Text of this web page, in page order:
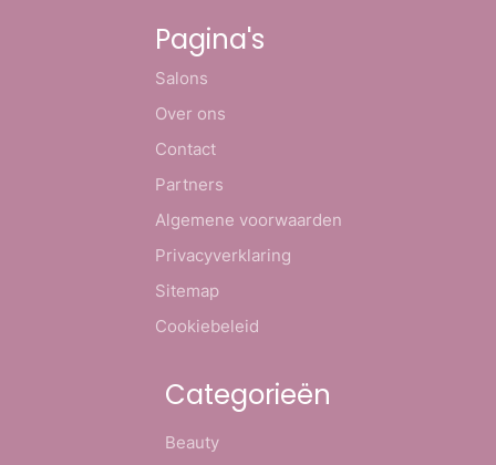
Pagina's
Salons
Over ons
Contact
Partners
Algemene voorwaarden
Privacyverklaring
Sitemap
Cookiebeleid
Categorieën
Beauty